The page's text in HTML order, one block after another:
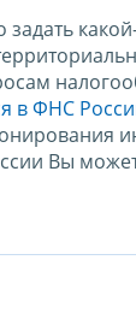
в ФНС
Вы